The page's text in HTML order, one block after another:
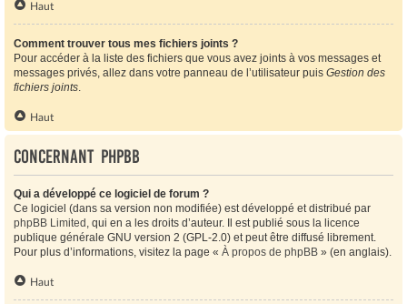
Haut
Comment trouver tous mes fichiers joints ?
Pour accéder à la liste des fichiers que vous avez joints à vos messages et
messages privés, allez dans votre panneau de l’utilisateur puis Gestion des
fichiers joints.
Haut
Concernant phpBB
Qui a développé ce logiciel de forum ?
Ce logiciel (dans sa version non modifiée) est développé et distribué par
phpBB Limited , qui en a les droits d’auteur. Il est publié sous la licence
publique générale GNU version 2 (GPL-2.0) et peut être diffusé librement.
Pour plus d’informations, visitez la page « À propos de phpBB » (en anglais).
Haut